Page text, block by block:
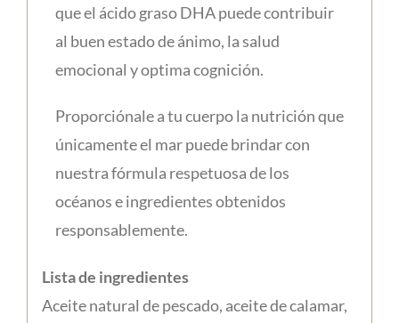
que el ácido graso DHA puede contribuir
al buen estado de ánimo, la salud
emocional y optima cognición.
Proporciónale a tu cuerpo la nutrición que
únicamente el mar puede brindar con
nuestra fórmula respetuosa de los
océanos e ingredientes obtenidos
responsablemente.
Lista de ingredientes
Aceite natural de pescado, aceite de calamar,